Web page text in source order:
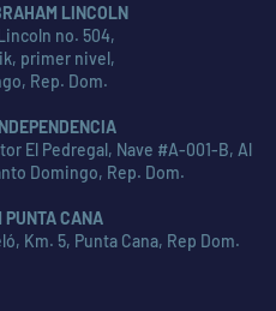
LINCOLN
no. 504,
primer nivel,
Rep. Dom.
El Pedregal, Nave #A-001-B, Al
Domingo, Rep. Dom.
PUNTA CANA
Km. 5, Punta Cana, Rep Dom.